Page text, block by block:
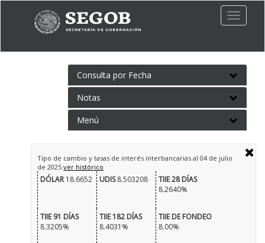
Toggle
Consulta por Fecha
Notas
Menú
Tipo de cambio y tasas de interés interbancarias al 04 de julio
de 2025ver histórico
DÓLAR18.6652 UDIS8.503208
TIIE 28 DÍAS
8.2640%
TIIE 91 DÍAS
8.3205%
TIIE 182 DÍAS
8.4031%
TIIE DE FONDEO
8.00%